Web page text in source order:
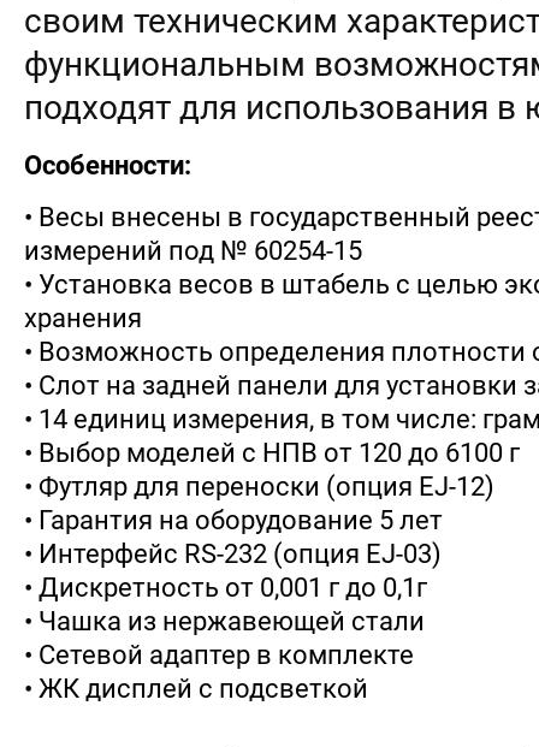
своим техническим
функциональным
подходят для использования в
Особенности:
• Весы внесены в государственный
измерений под № 60254-15
• Установка весов в штабель с целью
хранения
• Возможность определения плотности
• Слот на задней панели для установки
• 14 единиц измерения, в том числе:
• Выбор моделей с НПВ от 120 до 6100 г
• Футляр для переноски (опция EJ-12)
• Гарантия на оборудование 5 лет
• Интерфейс RS-232 (опция EJ-03)
• Дискретность от 0,001 г до 0,1г
• Чашка из нержавеющей стали
• Сетевой адаптер в комплекте
• ЖК дисплей с подсветкой